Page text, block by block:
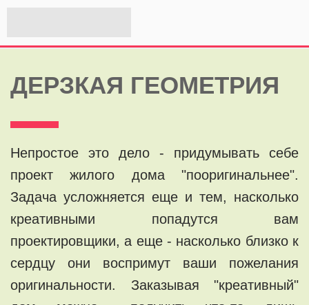
ДЕРЗКАЯ ГЕОМЕТРИЯ
Непростое это дело - придумывать себе
проект жилого дома "пооригинальнее".
Задача усложняется еще и тем, насколько
креативными попадутся вам
проектировщики, а еще - насколько близко к
сердцу они воспримут ваши пожелания
оригинальности. Заказывая "креативный"